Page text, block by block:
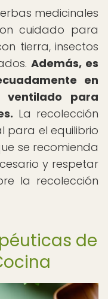
medicinales
cuidado para
tierra, insectos
Además, es
en
para
La recolección
para el equilibrio
se recomienda
y respetar
la recolección
de